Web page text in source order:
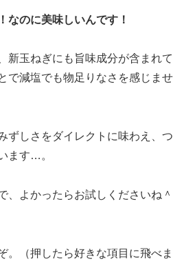
なのに美味しいんです！
新玉ねぎにも旨味成分が含まれて
で減塩でも物足りなさを感じませ
ずしさをダイレクトに味わえ、つ
ます…。
、よかったらお試しくださいね＾
。（押したら好きな項目に飛べま